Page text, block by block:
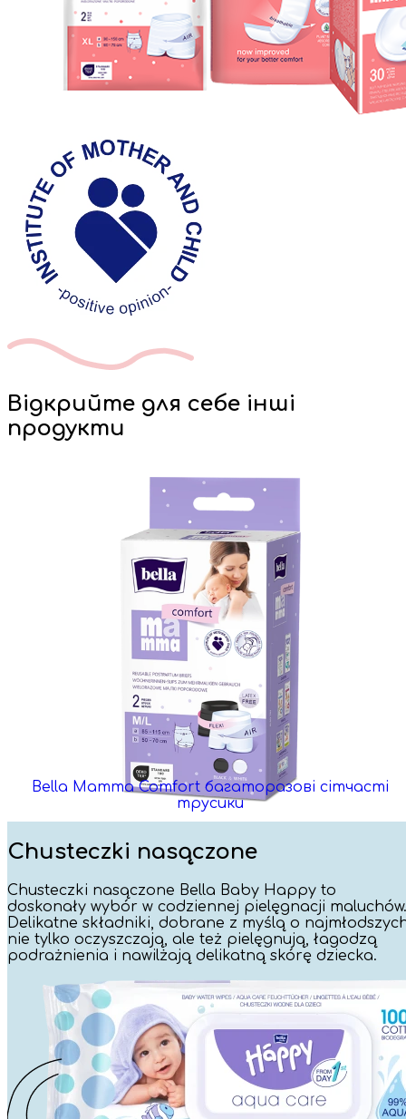
Відкрийте для себе інші
продукти
Bella Mamma Comfort багаторазові сітчасті
трусики
Chusteczki nasączone
Chusteczki nasączone Bella Baby Happy to
doskonały wybór w codziennej pielęgnacji maluchów.
Delikatne składniki, dobrane z myślą o
nie tylko oczyszczają, ale też pielęgnują, łagodzą
podrażnienia i nawilżają delikatną skórę dziecka.